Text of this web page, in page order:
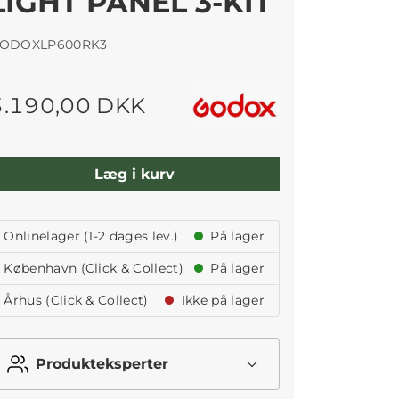
DKK
Læg i kurv
Onlinelager (1-2 dages lev.)
På lager
København (Click & Collect)
På lager
Århus (Click & Collect)
Ikke på lager
Produkteksperter